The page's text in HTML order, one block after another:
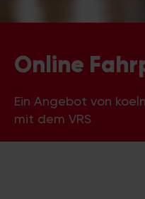
Online
Ein Angebot von
mit dem VRS